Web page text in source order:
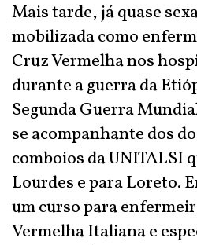
Mais tarde, já quase
mobilizada como
Cruz Vermelha nos
durante a guerra da
Segunda Guerra
se acompanhante dos
comboios da UNITALSI
Lourdes e para Loreto.
um curso para
Vermelha Italiana e